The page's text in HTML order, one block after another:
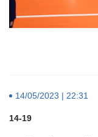
14/05/2023 | 22:31
14-19